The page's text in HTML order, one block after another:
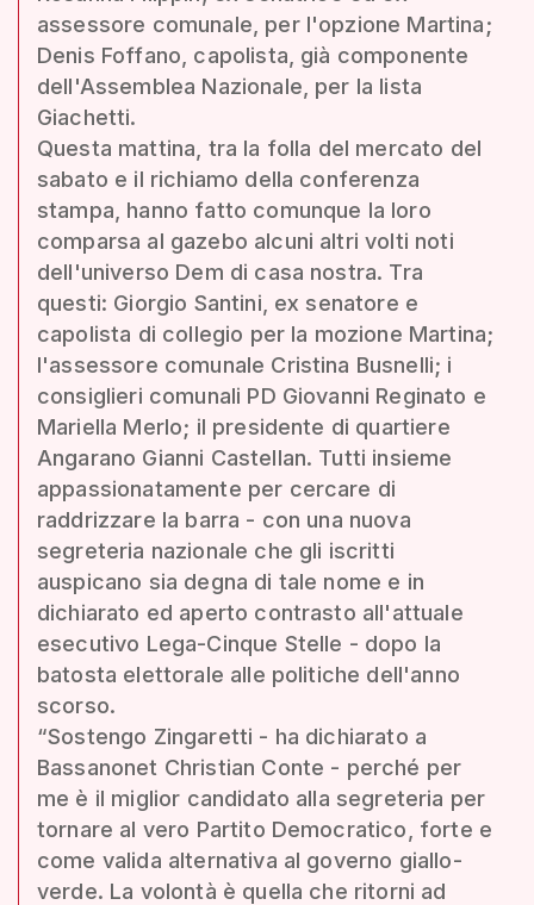
assessore comunale, per l'opzione Martina;
Denis Foffano, capolista, già componente
dell'Assemblea Nazionale, per la lista
Giachetti.
Questa mattina, tra la folla del mercato del
sabato e il richiamo della conferenza
stampa, hanno fatto comunque la loro
comparsa al gazebo alcuni altri volti noti
dell'universo Dem di casa nostra. Tra
questi: Giorgio Santini, ex senatore e
capolista di collegio per la mozione Martina;
l'assessore comunale Cristina Busnelli; i
consiglieri comunali PD Giovanni Reginato e
Mariella Merlo; il presidente di quartiere
Angarano Gianni Castellan. Tutti insieme
appassionatamente per cercare di
raddrizzare la barra - con una nuova
segreteria nazionale che gli iscritti
auspicano sia degna di tale nome e in
dichiarato ed aperto contrasto all'attuale
esecutivo Lega-Cinque Stelle - dopo la
batosta elettorale alle politiche dell'anno
scorso.
“Sostengo Zingaretti - ha dichiarato a
Bassanonet Christian Conte - perché per
me è il miglior candidato alla segreteria per
tornare al vero Partito Democratico, forte e
come valida alternativa al governo giallo-
verde. La volontà è quella che ritorni ad